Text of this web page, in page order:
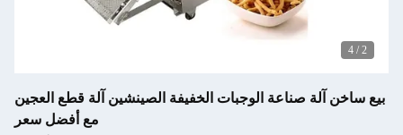
2
/
4
بيع ساخن آلة صناعة الوجبات الخفيفة الصينشين آلة قطع العجين
مع أفضل سعر